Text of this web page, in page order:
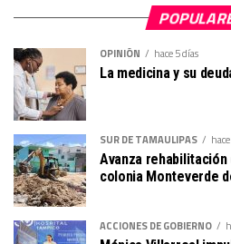
OPINIÓN hace 5 días
La medicina y su
SUR DE TAMAULIPAS
Avanza
colonia Monteverde
ACCIONES DE GOBIERNO